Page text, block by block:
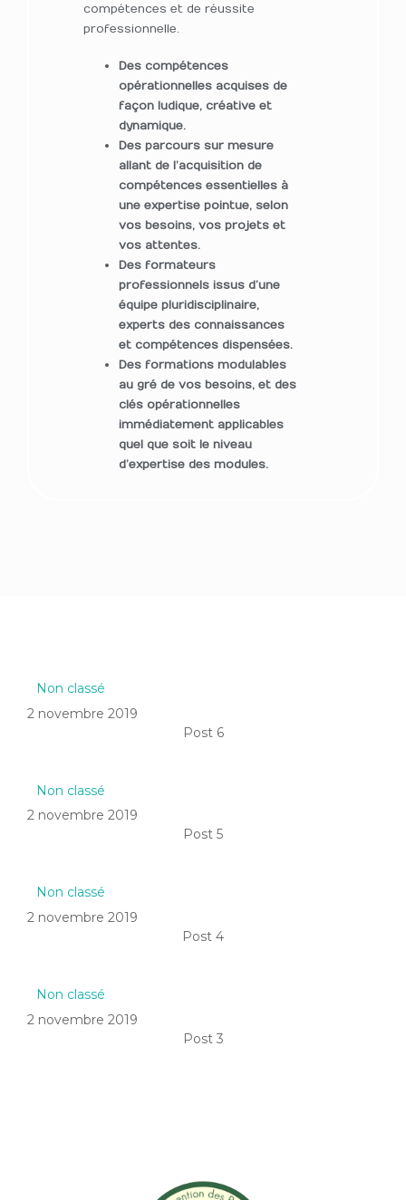
compétences et de réussite
professionnelle.
Des compétences
opérationnelles acquises de
façon ludique, créative et
dynamique.
Des parcours sur mesure
allant de l’acquisition de
compétences essentielles à
une expertise pointue, selon
vos besoins, vos projets et
vos attentes.
Des formateurs
professionnels issus d’une
équipe pluridisciplinaire,
experts des connaissances
et compétences dispensées.
Des formations modulables
au gré de vos besoins, et des
clés opérationnelles
immédiatement applicables
quel que soit le niveau
d’expertise des modules.
Non classé
2 novembre 2019
Post 6
Non classé
2 novembre 2019
Post 5
Non classé
2 novembre 2019
Post 4
Non classé
2 novembre 2019
Post 3